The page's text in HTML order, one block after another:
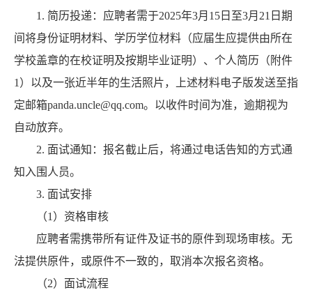
1. 简历投递：应聘者需于2025年3月15日至3月21日期
间将身份证明材料、学历学位材料（应届生应提供由所在
学校盖章的在校证明及按期毕业证明）、个人简历（附件
1）以及一张近半年的生活照片，上述材料电子版发送至指
定邮箱panda.uncle@qq.com。以收件时间为准，逾期视为
自动放弃。
2. 面试通知：报名截止后，将通过电话告知的方式通
知入围人员。
3. 面试安排
（1）资格审核
应聘者需携带所有证件及证书的原件到现场审核。无
法提供原件，或原件不一致的，取消本次报名资格。
（2）面试流程